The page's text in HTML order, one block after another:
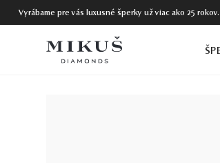
Vyrábame pre vás luxusné šperky už viac ako 25 rokov.